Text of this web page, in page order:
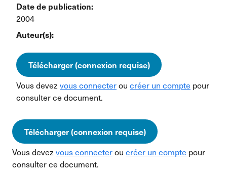
Date de publication:
2004
Auteur(s):
Télécharger (connexion requise)
Vous devez vous connecterou créer un compte pour
consulter ce document.
Télécharger (connexion requise)
Vous devez vous connecterou créer un compte pour
consulter ce document.